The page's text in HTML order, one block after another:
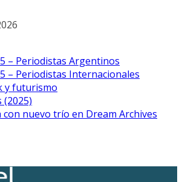
– Periodistas Argentinos
– Periodistas Internacionales
y futurismo
(2025)
nuevo trío en Dream Archives